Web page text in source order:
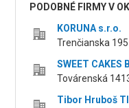
PODOBNÉ FIRMY V
KORUNA s.r.o.
Trenčianska
SWEET CAKES
Továrenská
Tibor Hruboš